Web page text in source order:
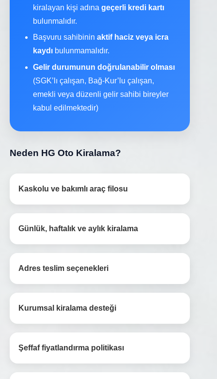
kiralayan kişi adına geçerli kredi kartı
bulunmalıdır.
Başvuru sahibinin aktif haciz veya icra
kaydı bulunmamalıdır.
Gelir durumunun doğrulanabilir olması
(SGK’lı çalışan, Bağ-Kur’lu çalışan,
emekli veya düzenli gelir sahibi bireyler
kabul edilmektedir)
Neden HG Oto Kiralama?
Kaskolu ve bakımlı araç filosu
Günlük, haftalık ve aylık kiralama
Adres teslim seçenekleri
Kurumsal kiralama desteği
Şeffaf fiyatlandırma politikası